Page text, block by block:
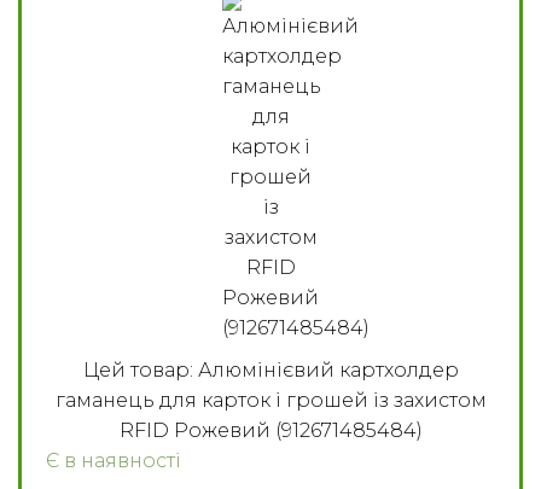
для
карток
і
грошей
із
захистом
RFID
Рожевий
(912671485484)
Цей товар: Алюмінієвий картхолдер
гаманець для карток і грошей із захистом
RFID Рожевий (912671485484)
Є в наявності